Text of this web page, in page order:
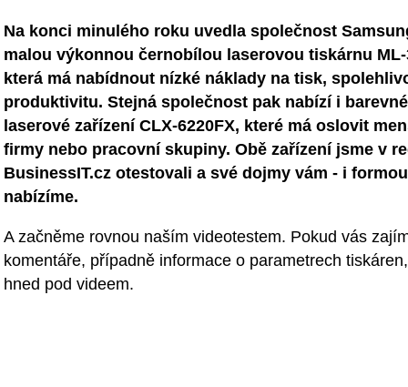
Na konci minulého roku uvedla společnost
malou výkonnou černobílou laserovou tiskárnu ML-
která má nabídnout nízké náklady na tisk,
produktivitu. Stejná společnost pak nabízí i
laserové zařízení CLX-6220FX, které má oslovit
firmy nebo pracovní skupiny. Obě zařízení jsme v
BusinessIT.cz otestovali a své dojmy vám - i
nabízíme.
A začněme rovnou naším videotestem. Pokud vás
komentáře, případně informace o parametrech
hned pod videem.